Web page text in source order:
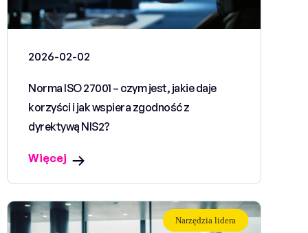
2026-02-02
Norma ISO 27001 – czym jest, jakie daje
korzyści i jak wspiera zgodność z
dyrektywą NIS2?
Więcej
Narzędzia lidera